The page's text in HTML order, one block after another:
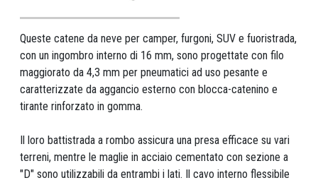
Queste catene da neve per camper, furgoni, SUV e fuoristrada,
con un ingombro interno di 16 mm, sono progettate con filo
maggiorato da 4,3 mm per pneumatici ad uso pesante e
caratterizzate da aggancio esterno con blocca-catenino e
tirante rinforzato in gomma.
Il loro battistrada a rombo assicura una presa efficace su vari
terreni, mentre le maglie in acciaio cementato con sezione a
"D" sono utilizzabili da entrambi i lati. Il cavo interno flessibile